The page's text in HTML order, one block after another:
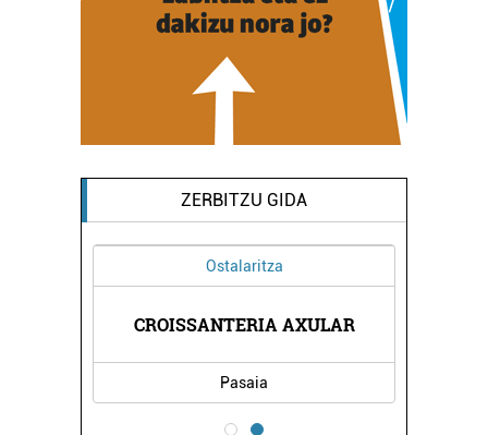
ZERBITZU GIDA
Ostalaritza
CROISSANTERIA AXULAR
Pasaia